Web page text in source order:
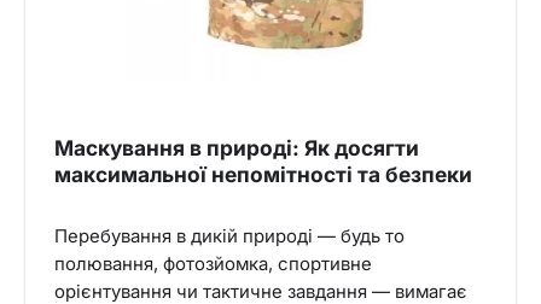
Маскування в природі: Як досягти
максимальної непомітності та безпеки
Перебування в дикій природі — будь то
полювання, фотозйомка, спортивне
орієнтування чи тактичне завдання — вимагає